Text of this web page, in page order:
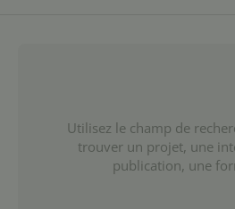
Utilisez le champ de
trouver un projet, une
publication, une